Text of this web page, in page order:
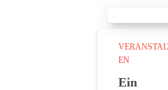
EN
Ein